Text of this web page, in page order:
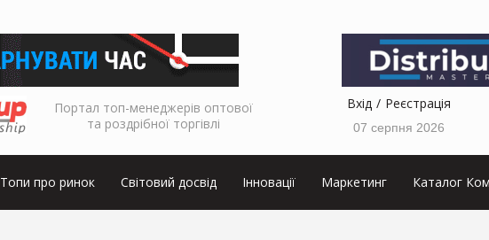
Портал топ-менеджерів оптової
та роздрібної торгівлі
Вхід Реєстрація
07 серпня 2026
Топи про ринок Світовий досвід Інновації Маркетинг Каталог